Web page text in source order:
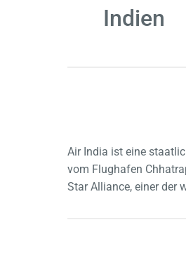
Indien
Air India ist eine
vom Flughafen
Star Alliance, einer der